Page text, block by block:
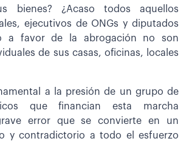
bienes? ¿Acaso todos aquellos
ejecutivos de ONGs y diputados
a favor de la abrogación no son
de sus casas, oficinas, locales
a la presión de un grupo de
que financian esta marcha
error que se convierte en un
y contradictorio a todo el esfuerzo